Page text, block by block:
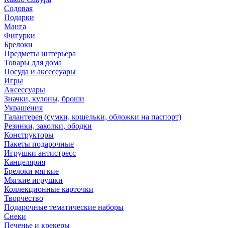
Содовая
Подарки
Манга
Фигурки
Брелоки
Предметы интерьера
Товары для дома
Посуда и аксессуары
Игры
Аксессуары
Значки, кулоны, броши
Украшения
Галантерея (сумки, кошельки, обложки на паспорт)
Резинки, заколки, ободки
Конструкторы
Пакеты подарочные
Игрушки антистресс
Канцелярия
Брелоки мягкие
Мягкие игрушки
Коллекционные карточки
Творчество
Подарочные тематические наборы
Снеки
Печенье и крекеры